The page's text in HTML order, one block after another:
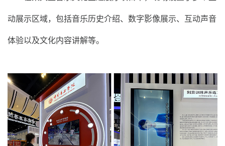
动展示区域，包括音乐历史介绍、数字影像展示、互动声音
体验以及文化内容讲解等。